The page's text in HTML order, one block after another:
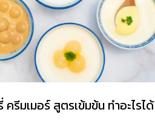
รีมเมอร์ สูตรเข้มข้น ทำอะไรได้